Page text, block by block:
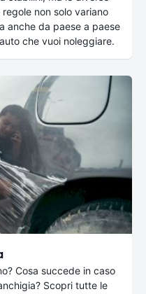
non solo variano
anche da paese a paese
che vuoi noleggiare.
Cosa succede in caso
Scopri tutte le